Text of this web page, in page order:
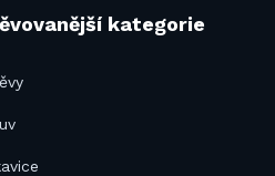
kategorie